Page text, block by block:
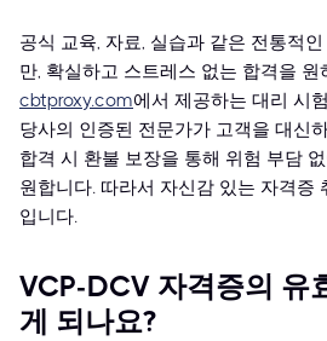
공식 교육, 자료, 실습과 같은 전통적
만, 확실하고 스트레스 없는 합격을 원
cbtproxy.com에서 제공하는 대리 시
당사의 인증된 전문가가 고객을 대신
합격 시 환불 보장을 통해 위험 부담
원합니다. 따라서 자신감 있는 자격증
입니다.
VCP-DCV 자격증의 유
게 되나요?